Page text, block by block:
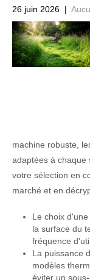
26 juin 2026 |
machine robuste,
adaptées à chaque
votre sélection en
marché et en
Le choix
la surface du
fréquence
La puissance
modèles
éviter un